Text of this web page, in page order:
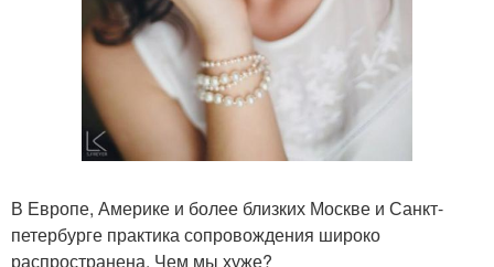
В Европе, Америке и более близких Москве и Санкт-
петербурге практика сопровождения широко
распространена. Чем мы хуже?